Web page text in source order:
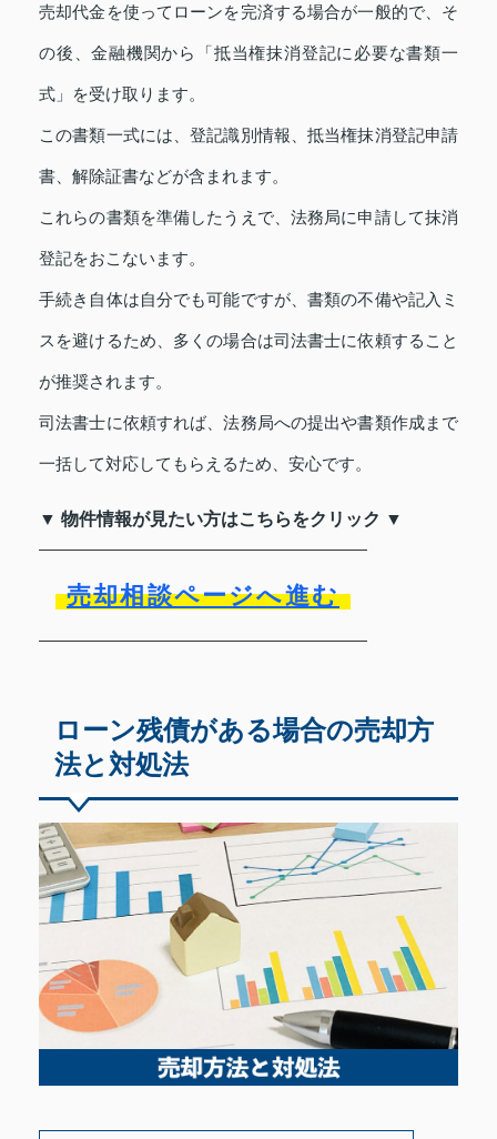
売却代金を使ってローンを完済する場合が一般的で、そ
の後、金融機関から「抵当権抹消登記に必要な書類一
式」を受け取ります。
この書類一式には、登記識別情報、抵当権抹消登記申請
書、解除証書などが含まれます。
これらの書類を準備したうえで、法務局に申請して抹消
登記をおこないます。
手続き自体は自分でも可能ですが、書類の不備や記入ミ
スを避けるため、多くの場合は司法書士に依頼すること
が推奨されます。
司法書士に依頼すれば、法務局への提出や書類作成まで
一括して対応してもらえるため、安心です。
▼ 物件情報が見たい方はこちらをクリック ▼
売却相談ページへ進む
ローン残債がある場合の売却方
法と対処法